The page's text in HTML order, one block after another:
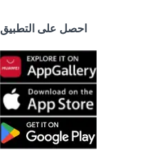
احصل على التطبيق